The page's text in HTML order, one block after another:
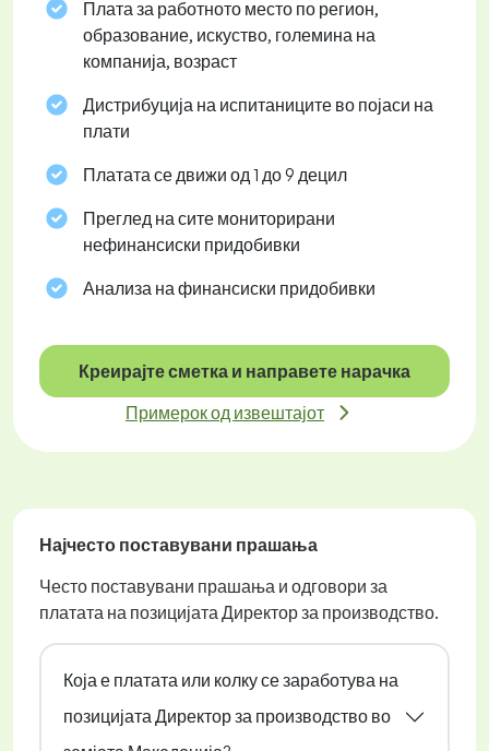
Плата за работното место по регион,
образование, искуство, големина на
компанија, возраст
Дистрибуција на испитаниците во појаси на
плати
Платата се движи од 1 до 9 децил
Преглед на сите мониторирани
нефинансиски придобивки
Анализа на финансиски придобивки
Креирајте сметка и направете нарачка
Примерок од извештајот
Најчесто поставувани прашања
Често поставувани прашања и одговори за
платата на позицијата Директор за производство.
Која е платата или колку се заработува на
позицијата Директор за производство во